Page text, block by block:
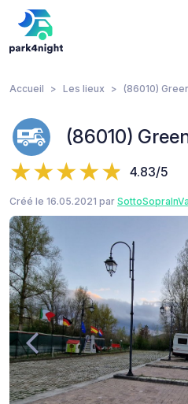
Accueil Les lieux (86010)
(86010)
4.83/5
Créé le 16.05.2021 par